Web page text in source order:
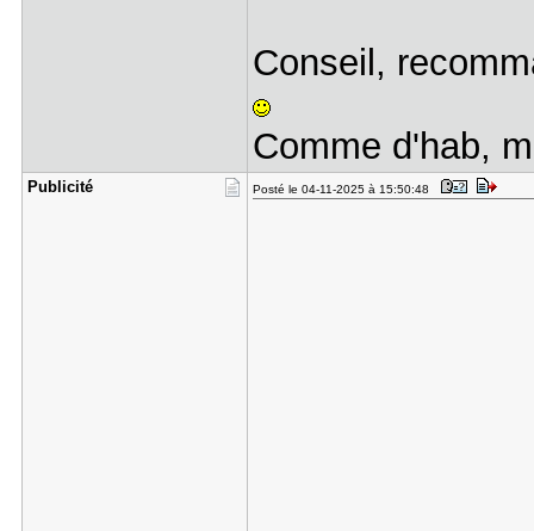
Conseil,
Comme d'hab,
Publicité Posté le 04-11-2025 à 15:50:48